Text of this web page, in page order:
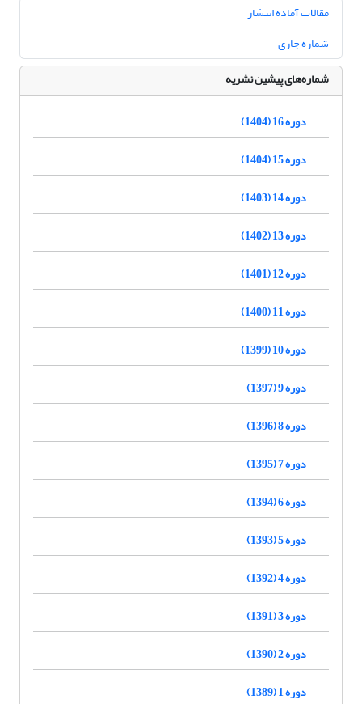
مقالات آماده انتشار
شماره جاری
شماره‌های پیشین نشریه
دوره 16 (1404)
دوره 15 (1404)
دوره 14 (1403)
دوره 13 (1402)
دوره 12 (1401)
دوره 11 (1400)
دوره 10 (1399)
دوره 9 (1397)
دوره 8 (1396)
دوره 7 (1395)
دوره 6 (1394)
دوره 5 (1393)
دوره 4 (1392)
دوره 3 (1391)
دوره 2 (1390)
دوره 1 (1389)